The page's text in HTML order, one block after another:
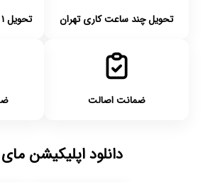
تحویل چند ساعت کاری تهران تحویل ۱ تا ۲ روز کاری شهرستان
ضمانت اصالت
دانلود اپلیکیشن